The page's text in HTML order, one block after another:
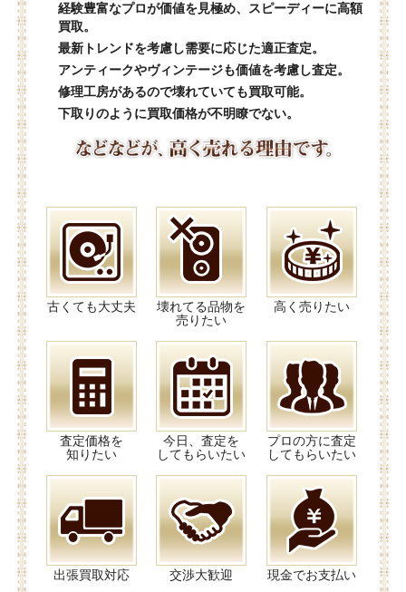
経験豊富なプロが価値を見極め、スピーディーに高額
買取。
最新トレンドを考慮し需要に応じた適正査定。
アンティークやヴィンテージも価値を考慮し査定。
修理工房があるので壊れていても買取可能。
下取りのように買取価格が不明瞭でない。
古くても大丈夫
壊れてる品物を
売りたい
高く売りたい
査定価格を
知りたい
今日、査定を
してもらいたい
プロの方に査定
してもらいたい
出張買取対応 交渉大歓迎 現金でお支払い